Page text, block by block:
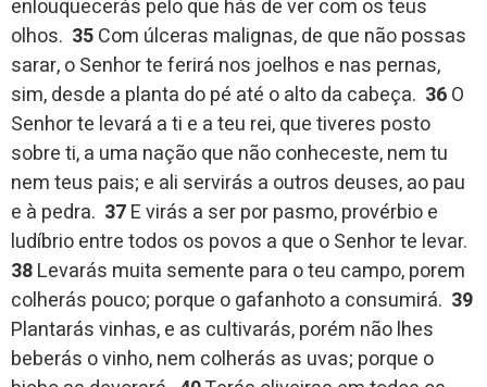
enlouquecerás pelo que hás de ver com os teus
olhos. 35Com úlceras malignas, de que não possas
sarar, o Senhor te ferirá nos joelhos e nas pernas,
sim, desde a planta do pé até o alto da cabeça. 36O
Senhor te levará a ti e a teu rei, que tiveres posto
sobre ti, a uma nação que não conheceste, nem tu
nem teus pais; e ali servirás a outros deuses, ao pau
e à pedra. 37E virás a ser por pasmo, provérbio e
ludíbrio entre todos os povos a que o Senhor te levar.
38Levarás muita semente para o teu campo, porem
colherás pouco; porque o gafanhoto a consumirá. 39
Plantarás vinhas, e as cultivarás, porém não lhes
beberás o vinho, nem colherás as uvas; porque o